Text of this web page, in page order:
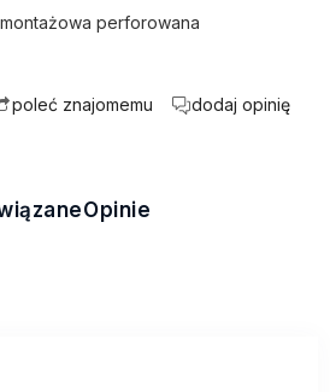
perforowana
poleć znajomemu dodaj opinię
Opinie